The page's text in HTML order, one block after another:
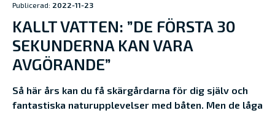
Publicerad: 2022-11-23
KALLT VATTEN: ”DE FÖRSTA 30
SEKUNDERNA KAN VARA
AVGÖRANDE”
Så här års kan du få skärgårdarna för dig själv och
fantastiska naturupplevelser med båten. Men de låga